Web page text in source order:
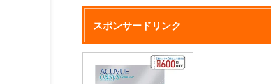
スポンサードリンク